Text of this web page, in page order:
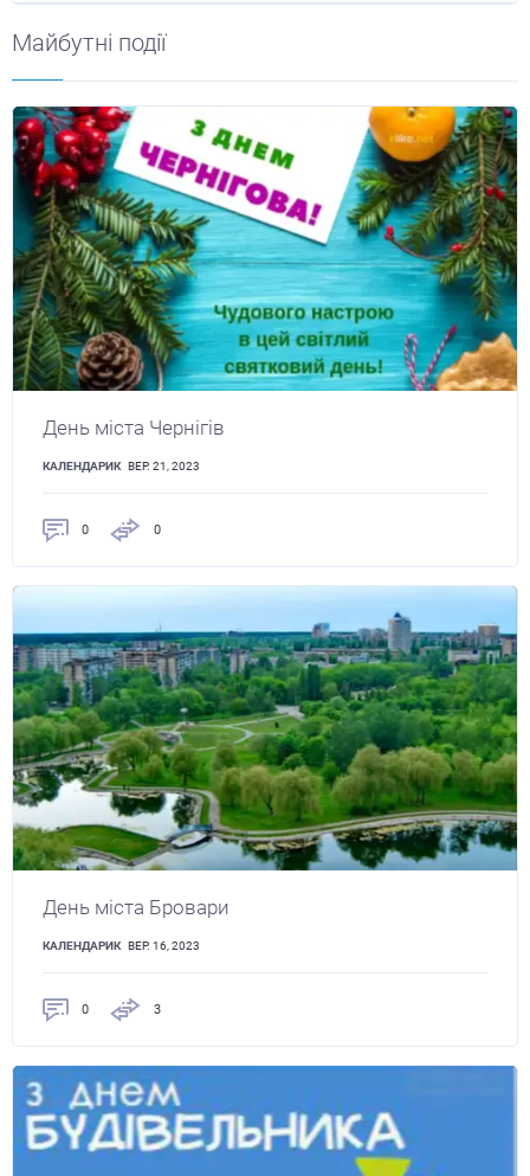
Майбутні події
День міста Чернігів
КАЛЕНДАРИК ВЕР. 21, 2023
0 0
День міста Бровари
КАЛЕНДАРИК ВЕР. 16, 2023
0 3